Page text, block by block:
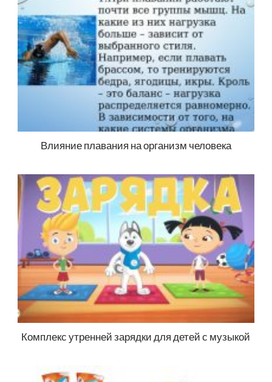
Влияние плавания на организм человека
Комплекс утренней зарядки для детей с музыкой